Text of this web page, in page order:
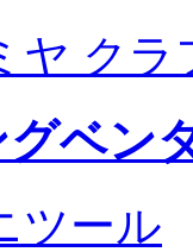
ヤ クラ
ベン
ツール